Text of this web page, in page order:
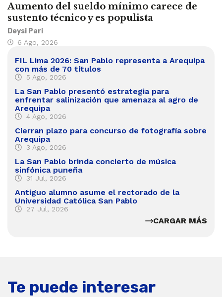
Aumento del sueldo mínimo carece de
sustento técnico y es populista
Deysi Pari
6 Ago, 2026
FIL Lima 2026: San Pablo representa a Arequipa
con más de 70 títulos
5 Ago, 2026
La San Pablo presentó estrategia para
enfrentar salinización que amenaza al agro de
Arequipa
4 Ago, 2026
Cierran plazo para concurso de fotografía sobre
Arequipa
3 Ago, 2026
La San Pablo brinda concierto de música
sinfónica puneña
31 Jul, 2026
Antiguo alumno asume el rectorado de la
Universidad Católica San Pablo
27 Jul, 2026
CARGAR MÁS
Te puede interesar